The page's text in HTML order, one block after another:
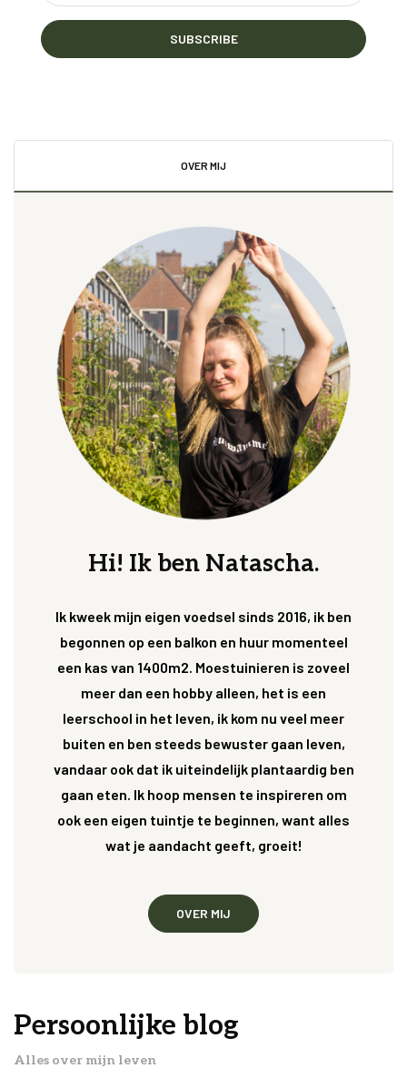
SUBSCRIBE
OVER MIJ
Hi! Ik ben Natascha.
Ik kweek mijn eigen voedsel sinds 2016, ik ben
begonnen op een balkon en huur momenteel
een kas van 1400m2. Moestuinieren is zoveel
meer dan een hobby alleen, het is een
leerschool in het leven, ik kom nu veel meer
buiten en ben steeds bewuster gaan leven,
vandaar ook dat ik uiteindelijk plantaardig ben
gaan eten. Ik hoop mensen te inspireren om
ook een eigen tuintje te beginnen, want alles
wat je aandacht geeft, groeit!
OVER MIJ
Persoonlijke blog
Alles over mijn leven